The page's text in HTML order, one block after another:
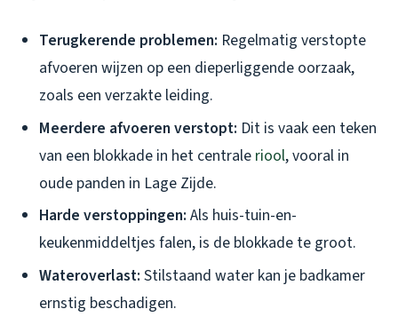
Terugkerende problemen: Regelmatig verstopte
afvoeren wijzen op een dieperliggende oorzaak,
zoals een verzakte leiding.
Meerdere afvoeren verstopt: Dit is vaak een teken
van een blokkade in het centrale riool, vooral in
oude panden in Lage Zijde.
Harde verstoppingen: Als huis-tuin-en-
keukenmiddeltjes falen, is de blokkade te groot.
Wateroverlast: Stilstaand water kan je badkamer
ernstig beschadigen.